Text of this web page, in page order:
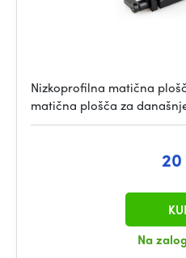
Nizkoprofilna matična
matična plošča za
Na